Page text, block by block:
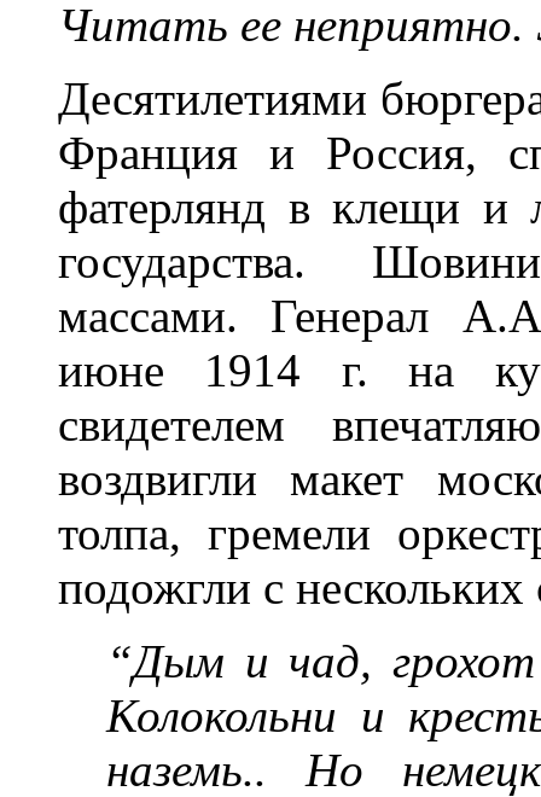
Читать ее
Десятилетиями
Франция и Россия,
фатерлянд в клещи и
государства.
массами. Генерал
июне 1914 г. на
свидетелем
воздвигли макет
толпа, гремели
подожгли с нескольких
“Дым и чад,
Колокольни и
наземь.. Но